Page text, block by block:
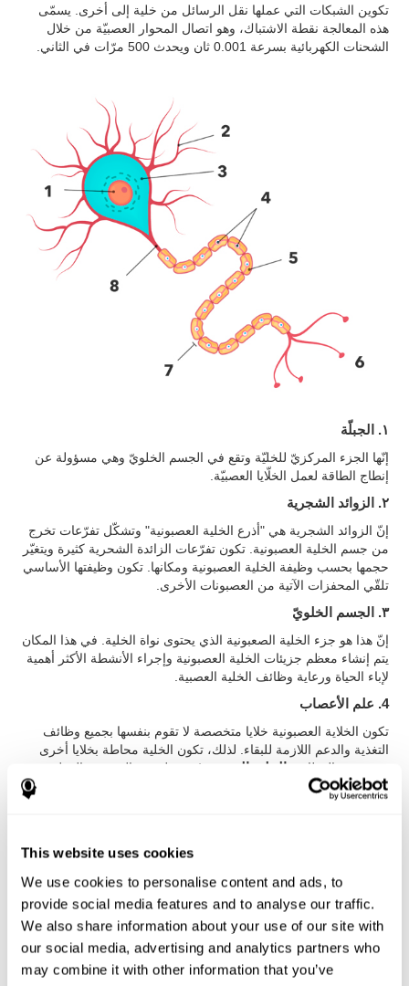
This website uses cookies
We use cookies to personalise content and ads, to
provide social media features and to analyse our traffic.
We also share information about your use of our site with
our social media, advertising and analytics partners who
may combine it with other information that you’ve
تكوين الشبكات التي عملها نقل الرسائل من خلية إلى أخرى. يسمّى
هذه المعالجة نقطة الاشتباك، وهو اتصال المحوار العصبيّة من خلال
الشحنات الكهربائية بسرعة 0.001 ثان ويحدث 500 مرّات في الثاني.
١. الجبلّة
إنّها الجزء المركزيّ للخليّة وتقع في الجسم الخلويّ وهي مسؤولة عن
إنطاج الطاقة لعمل الخلّايا العصبيّة.
٢. الزوائد الشجرية
إنّ الزوائد الشجرية هي "أذرع الخلية العصبونية" وتشكّل تفرّعات تخرج
من جسم الخلية العصبونية. تكون تفرّعات الزائدة الشحرية كثيرة ويتغيّر
حجمها بحسب وظيفة الخلية العصبونية ومكانها. تكون وظيفتها الأساسي
تلقّي المحفزات الآتية من العصبونات الأخرى.
٣. الجسم الخلويّ
إنّ هذا هو جزء الخلية الصعبونية الذي يحتوى نواة الخلية. في هذا المكان
يتم إنشاء معظم جزيئات الخلية العصبونية وإجراء الأنشطة الأكثر أهمية
لإباء الحياة ورعاية وظائف الخلية العصبية.
4. علم الأعصاب
تكون الخلاية العصبونية خلايا متخصصة لا تقوم بنفسها بجميع وظائف
التغذية والدعم اللازمة للبقاء. لذلك، تكون الخلية محاطة بخلايا أخرى
تقوم بهذه الوظائف:الخلية النجمية
(مسؤولة عن التغذية، والتنظيف
ودعم الخلايا العصبية)،
تغطية المايلين محاور الجهاز العصبي المركزي وتقوم بوظائف الدعم
عن تغطية المايلين محاور الجهاز العصبي المحيطي، مثل في الصورة)،
خَلايا البَطانة العَصبية(مسؤولة عن تغطية البطينات الدماغية والنخاع
الشوكي).
٥. المايلين
يكون الميالين مادة مؤلفة من البروتينات ولليبيد. يشكّل قرونا حول
محاور الخلايا العصبية، الأمر الذي يسمح له حمايتها وعزلها وإجراء نقل